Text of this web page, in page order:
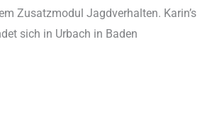
Zusatzmodul Jagdverhalten. Karin’s
sich in Urbach in Baden